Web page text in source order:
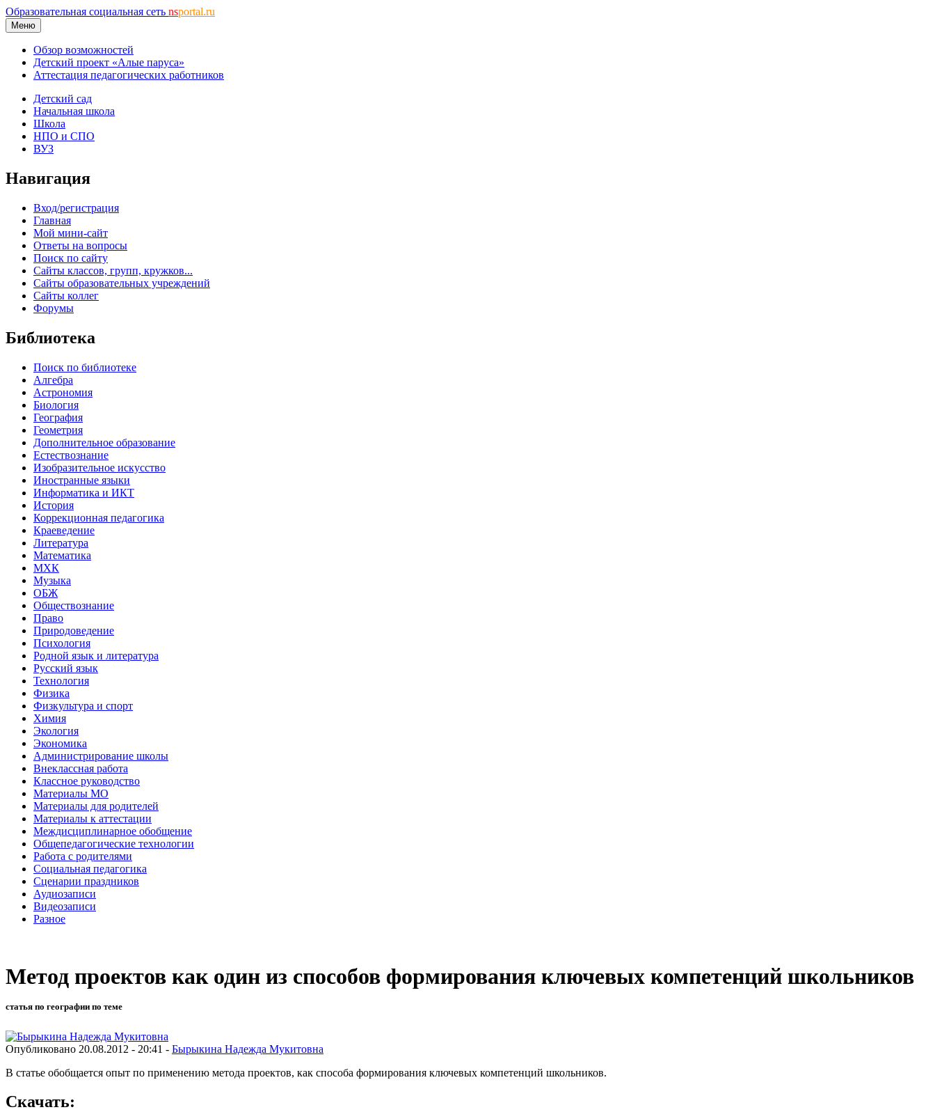
Образовательная социальная сеть nsportal.ru
Меню
Обзор возможностей
Детский проект «Алые паруса»
Аттестация педагогических работников
Детский сад
Начальная школа
Школа
НПО и СПО
ВУЗ
Навигация
Вход/регистрация
Главная
Мой мини-сайт
Ответы на вопросы
Поиск по сайту
Сайты классов, групп, кружков...
Сайты образовательных учреждений
Сайты коллег
Форумы
Библиотека
Поиск по библиотеке
Алгебра
Астрономия
Биология
География
Геометрия
Дополнительное образование
Естествознание
Изобразительное искусство
Иностранные языки
Информатика и ИКТ
История
Коррекционная педагогика
Краеведение
Литература
Математика
МХК
Музыка
ОБЖ
Обществознание
Право
Природоведение
Психология
Родной язык и литература
Русский язык
Технология
Физика
Физкультура и спорт
Химия
Экология
Экономика
Администрирование школы
Внеклассная работа
Классное руководство
Материалы МО
Материалы для родителей
Материалы к аттестации
Междисциплинарное обобщение
Общепедагогические технологии
Работа с родителями
Социальная педагогика
Сценарии праздников
Аудиозаписи
Видеозаписи
Разное
Метод проектов как один из способов формирования ключевых компетенций школьников
статья по географии по теме
Опубликовано 20.08.2012 - 20:41 - Бырыкина Надежда Мукитовна
В статье обобщается опыт по применению метода проектов, как способа формирования ключевых компетенций школьников.
Скачать: